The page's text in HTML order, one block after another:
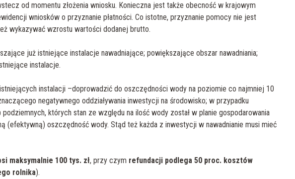
od momentu złożenia wniosku. Konieczna jest także obecność w krajowym
wniosków o przyznanie płatności. Co istotne, przyznanie pomocy nie jest
wykazywać wzrostu wartości dodanej brutto.
już istniejące instalacje nawadniające; powiększające obszar nawadniania;
instalacje.
instalacji –doprowadzić do oszczędności wody na poziomie co najmniej 10
negatywnego oddziaływania inwestycji na środowisko; w przypadku
których stan ze względu na ilość wody został w planie gospodarowania
oszczędność wody. Stąd też każda z inwestycji w nawadnianie musi mieć
maksymalnie 100 tys. zł, przy czym refundacji podlega 50 proc. kosztów
rolnika).